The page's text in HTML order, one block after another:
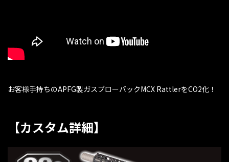
お客様手持ちのAPFG製ガスブローバックMCX RattlerをCO2化！
【カスタム詳細】